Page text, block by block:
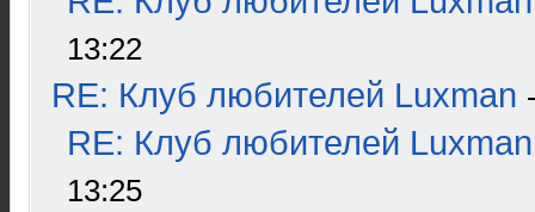
13:22
RE: Клуб любителей Luxman
RE: Клуб любителей Luxman
13:25